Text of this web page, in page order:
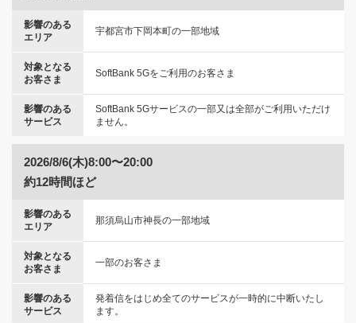
影響のある
エリア
宇都宮市下岡本町の一部地域
対象となる
お客さま
SoftBank 5Gをご利用のお客さま
影響のある
サービス
SoftBank 5Gサービスの一部又は全部がご利用いただけ
ません。
2026/8/6(木)8:00〜20:00
約12時間ほど
影響のある
エリア
那須烏山市神長の一部地域
対象となる
お客さま
一部のお客さま
影響のある
サービス
発着信をはじめ全てのサービスが一時的に中断いたし
ます。